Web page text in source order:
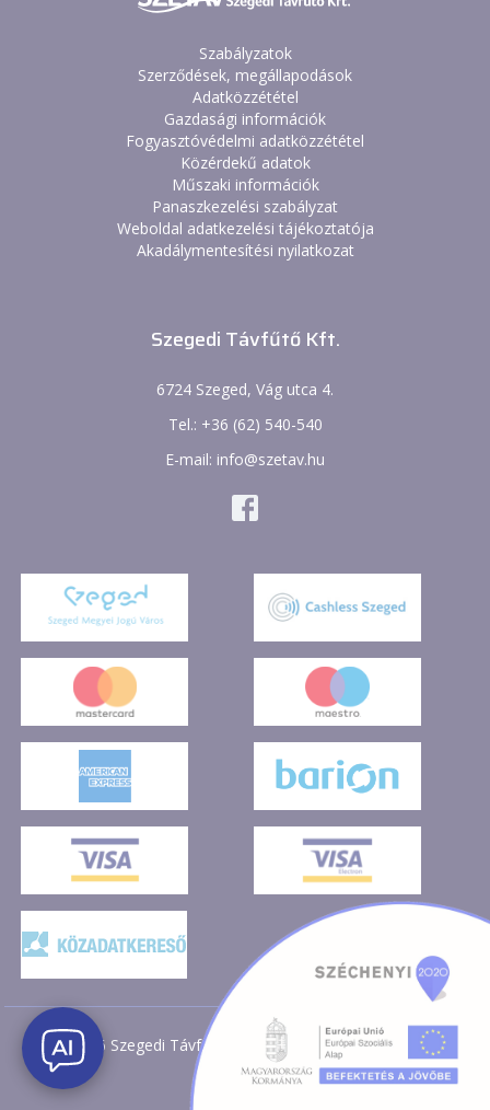
Szabályzatok
Szerződések, megállapodások
Adatközzététel
Gazdasági információk
Fogyasztóvédelmi adatközzététel
Közérdekű adatok
Műszaki információk
Panaszkezelési szabályzat
Weboldal adatkezelési tájékoztatója
Akadálymentesítési nyilatkozat
Szegedi Távfűtő Kft.
6724 Szeged, Vág utca 4.
Tel.: +36 (62) 540-540
E-mail: info@szetav.hu
2026 Szegedi Távfűtő Kft. Minden jog fenntartva!